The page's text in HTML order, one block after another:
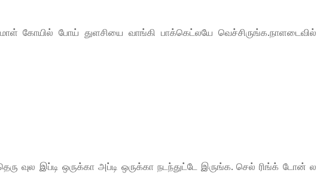
கோயில் போய் துளசியை வாங்கி பாக்கெட்லயே வெச்சிருங்க.நாளடைவில்
வுல இப்டி ஒருக்கா அப்டி ஒருக்கா நடந்துட்டே இருங்க. செல் ரிங்க் டோன் ல